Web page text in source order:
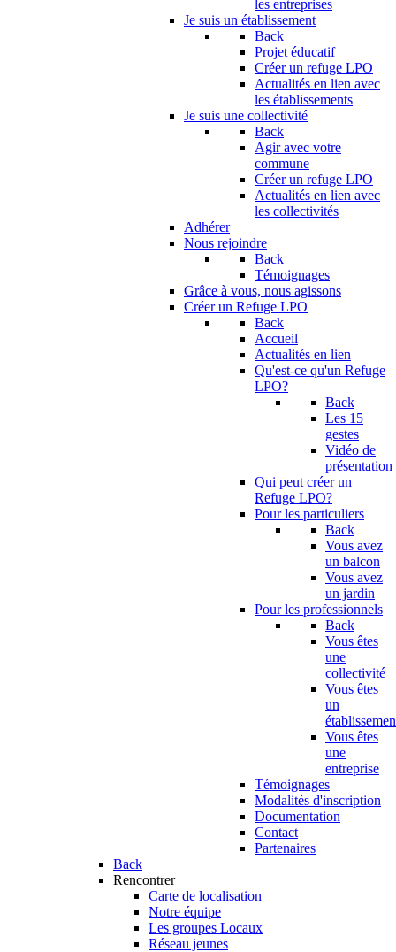
les entreprises
Je suis un établissement
Back
Projet éducatif
Créer un refuge LPO
Actualités en lien avec
les établissements
Je suis une collectivité
Back
Agir avec votre
commune
Créer un refuge LPO
Actualités en lien avec
les collectivités
Adhérer
Nous rejoindre
Back
Témoignages
Grâce à vous, nous agissons
Créer un Refuge LPO
Back
Accueil
Actualités en lien
Qu'est-ce qu'un Refuge
LPO?
Back
Les 15
gestes
Vidéo de
présentation
Qui peut créer un
Refuge LPO?
Pour les particuliers
Back
Vous avez
un balcon
Vous avez
un jardin
Pour les professionnels
Back
Vous êtes
une
collectivité
Vous êtes
un
Vous êtes
une
entreprise
Témoignages
Modalités d'inscription
Documentation
Contact
Partenaires
Back
Rencontrer
Carte de localisation
Notre équipe
Les groupes Locaux
Réseau jeunes